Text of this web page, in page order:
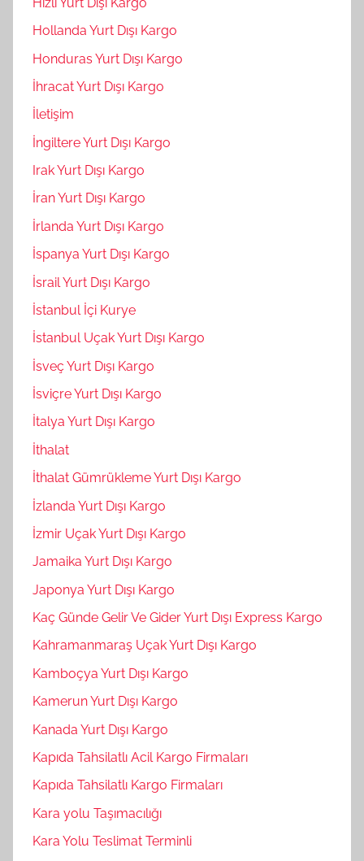
Hollanda Yurt Dışı Kargo
Honduras Yurt Dışı Kargo
İhracat Yurt Dışı Kargo
İletişim
İngiltere Yurt Dışı Kargo
Irak Yurt Dışı Kargo
İran Yurt Dışı Kargo
İrlanda Yurt Dışı Kargo
İspanya Yurt Dışı Kargo
İsrail Yurt Dışı Kargo
İstanbul İçi Kurye
İstanbul Uçak Yurt Dışı Kargo
İsveç Yurt Dışı Kargo
İsviçre Yurt Dışı Kargo
İtalya Yurt Dışı Kargo
İthalat
İthalat Gümrükleme Yurt Dışı Kargo
İzlanda Yurt Dışı Kargo
İzmir Uçak Yurt Dışı Kargo
Jamaika Yurt Dışı Kargo
Japonya Yurt Dışı Kargo
Kaç Günde Gelir Ve Gider Yurt Dışı Express Kargo
Kahramanmaraş Uçak Yurt Dışı Kargo
Kamboçya Yurt Dışı Kargo
Kamerun Yurt Dışı Kargo
Kanada Yurt Dışı Kargo
Kapıda Tahsilatlı Acil Kargo Firmaları
Kapıda Tahsilatlı Kargo Firmaları
Kara yolu Taşımacılığı
Kara Yolu Teslimat Terminli